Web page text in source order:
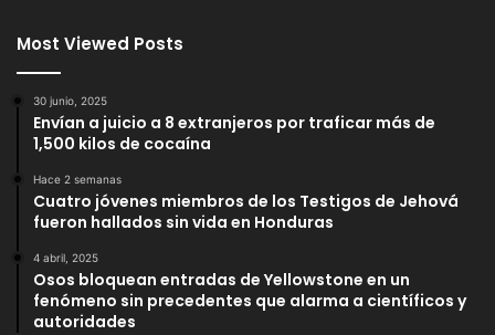
Most Viewed Posts
30 junio, 2025
Envían a juicio a 8 extranjeros por traficar más de
1,500 kilos de cocaína
Hace 2 semanas
Cuatro jóvenes miembros de los Testigos de Jehová
fueron hallados sin vida en Honduras
4 abril, 2025
Osos bloquean entradas de Yellowstone en un
fenómeno sin precedentes que alarma a científicos y
autoridades